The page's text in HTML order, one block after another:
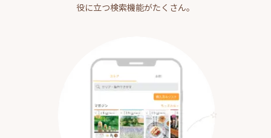
役に立つ検索機能がたくさん。